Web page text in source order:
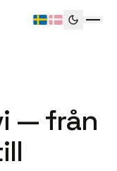
— från